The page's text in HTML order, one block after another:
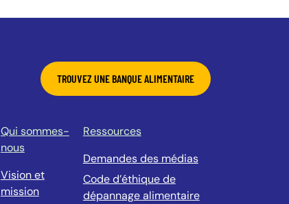
TROUVEZ UNE BANQUE ALIMENTAIRE
Qui sommes-
nous
Vision et
mission
Ressources
Demandes des médias
Code d’éthique de
dépannage alimentaire